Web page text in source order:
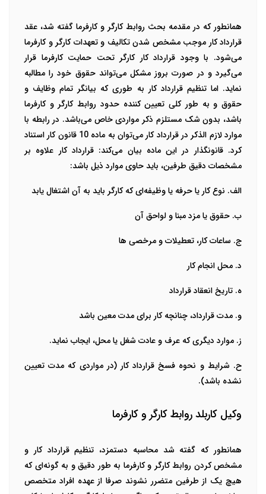
همانطور که در مقدمه بحث روابط کارگر و کارفرما گفته شد، عقد
قرارداد کار موجب مشخص شدن تکالیف و تعهدات کارگر و کارفرما
می‌شود. با وجود قرارداد کار کارگر تحت حمایت کارفرما قرار
می‌گیرد و در صورت بروز مشکل می‌تواند حقوق خود را مطالبه
نماید.اما تنظیم قرارداد کار به طوری که بیانگر تمام وظایف و
حقوق و به طور کلی تعیین کننده حدود روابط کارگر و کارفرما
باشد، بدون شک مستلزم ذکر مواردی خاص می‌باشد. در رابطه با
موارد لازم الذکر در قرارداد کار می‌توان به ماده 10 قانون کار استناد
کرد. قانونگذار در این ماده بیان می‌کند: قرارداد کار علاوه بر
مشخصات دقیق طرفین، باید حاوی موارد ذیل باشد:
الف. نوع کار یا حرفه یا وظیفه‌ای که کارگر باید به آن اشتغال یابد
ب. حقوق یا مزد مبنا و لواحق آن
ج. ساعات کار، تعطیلات و مرخصی ها
د. محل انجام کار
ه. تاریخ انعقاد قرارداد
و. مدت قرارداد، چنانچه کار برای مدت معین باشد
ز. موارد دیگری که عرف و عادت شغل یا محل، ایجاب نماید.
ح. شرایط و نحوه فسخ قرارداد کار (در مواردی که مدت تعیین
نشده باشد).
وکیل کاربلد روابط کارگر و کارفرما
همانطور که گفته شد محاسبه دستمزد، تنظیم قرارداد کار و
مشخص کردن روابط کارگر و کارفرما به طور دقیق و به گونه‌ای که
هیچ یک از طرفین متضرر نشوند صرفا از عهده افراد متخصص